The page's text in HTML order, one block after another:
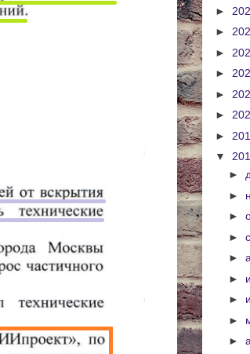
►
►
►
►
►
►
►
▼
►
►
►
►
►
►
►
►
►